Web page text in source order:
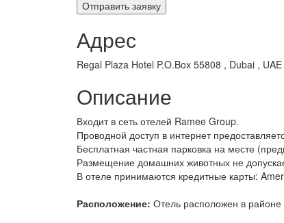
Адрес
Regal Plaza Hotel P.O.Box 55808 , Dubai , UAE
Описание
Входит в сеть отелей Ramee Group.
Проводной доступ в интернет
Бесплатная частная парковка на месте
Размещение домашних животных не
В отеле принимаются кредитные карты:
Расположение: Отель расположен в районе